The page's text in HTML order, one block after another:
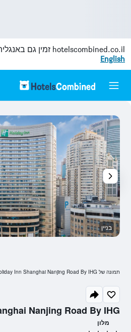
hotelscombined.co.il זמין גם
English
Nanjing Road By IHG
מלון
בניין
תמונה של Holiday Inn Shanghai Nanjing Road By IHG